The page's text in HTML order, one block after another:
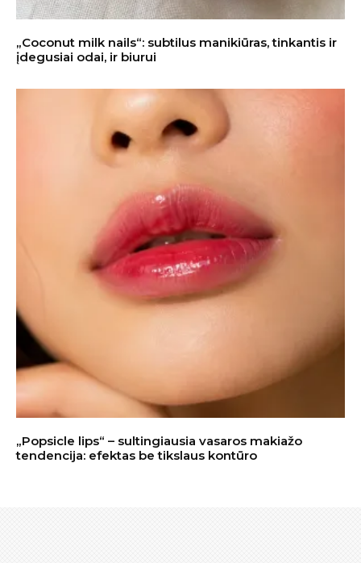
„Coconut milk nails“: subtilus manikiūras, tinkantis ir
įdegusiai odai, ir biurui
„Popsicle lips“ – sultingiausia vasaros makiažo
tendencija: efektas be tikslaus kontūro